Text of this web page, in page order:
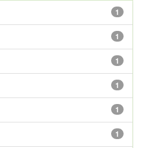
1
1
1
1
1
1